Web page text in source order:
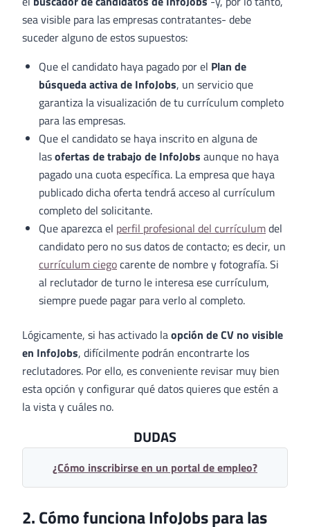
sea visible para las empresas contratantes- debe
suceder alguno de estos supuestos:
Que el candidato haya pagado por el Plan de
búsqueda activa de InfoJobs, un servicio que
garantiza la visualización de tu currículum completo
para las empresas.
Que el candidato se haya inscrito en alguna de
lasofertas de trabajo de InfoJobs aunque no haya
pagado una cuota específica. La empresa que haya
publicado dicha oferta tendrá acceso al currículum
completo del solicitante.
Que aparezca el perfil profesional del currículumdel
candidato pero no sus datos de contacto; es decir, un
currículum ciegocarente de nombre y fotografía. Si
al reclutador de turno le interesa ese currículum,
siempre puede pagar para verlo al completo.
Lógicamente, si has activado laopción de CV no visible
en InfoJobs, difícilmente podrán encontrarte los
reclutadores. Por ello, es conveniente revisar muy bien
esta opción y configurar qué datos quieres que estén a
la vista y cuáles no.
DUDAS
¿Cómo inscribirse en un portal de empleo?
2. Cómo funciona InfoJobs para las